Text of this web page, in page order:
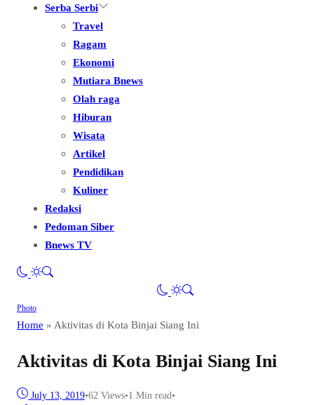
Serba Serbi
Travel
Ragam
Ekonomi
Mutiara Bnews
Olah raga
Hiburan
Wisata
Artikel
Pendidikan
Kuliner
Redaksi
Pedoman Siber
Bnews TV
Photo
Home » Aktivitas di Kota Binjai Siang Ini
Aktivitas di Kota Binjai Siang Ini
July 13, 2019•62 Views•1 Min read•